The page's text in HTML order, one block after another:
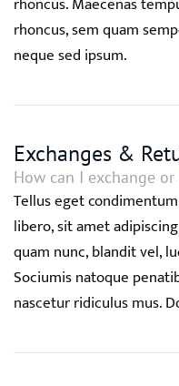
rhoncus, sem quam
neque sed ipsum.
Exchanges &
How can I exchange
Tellus eget
libero, sit amet
quam nunc, blandit vel,
Sociumis natoque
nascetur ridiculus mus.